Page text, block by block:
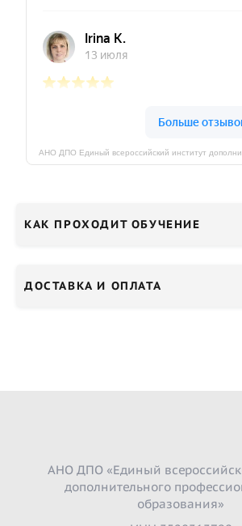
КАК ПРОХОДИТ ОБУЧЕНИЕ
ДОСТАВКА И ОПЛАТА
АНО ДПО «Единый
дополнительного
образования»